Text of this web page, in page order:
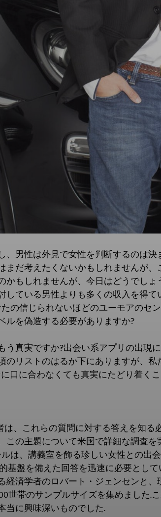
、男性は外見で女性を判断するのは
まだ考えたくないかもしれませんが
かもしれませんが、今日はどうでし
している男性よりも多くの収入を得
の信じられないほどのユーモアのセ
ルを偽造する必要がありますか?
真実ですか?出会い系アプリの出現
のリストのはるか下にありますが、
口に合わなくても真実にたどり着く
は、これらの質問に対する答えを知
この主題について米国で詳細な調査
は、講義室を飾る珍しい女性との出
基盤を備えた回答を迅速に必要とし
経済学者のロバート・ジェンセンと
世帯のサンプルサイズを集めました.
当に興味深いものでした.